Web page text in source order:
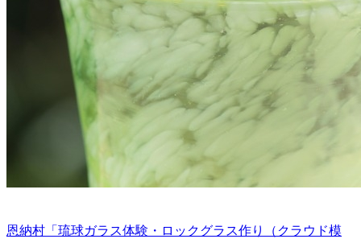
恩納村「琉球ガラス体験・ロックグラス作り（クラウド模